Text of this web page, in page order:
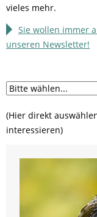
vieles mehr.
Sie wollen immer
unseren Newsletter!
(Hier direkt
interessieren)